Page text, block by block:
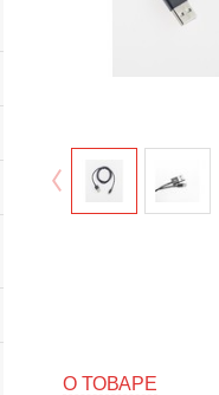
О ТОВАРЕ